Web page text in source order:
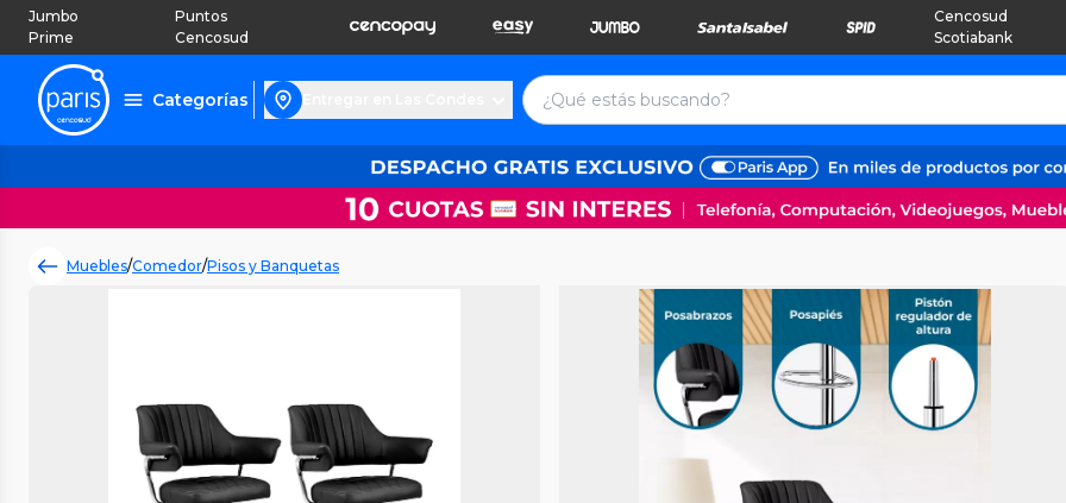
Jumbo
Prime
Puntos
Cencosud
Cencosud
Scotiabank
Categorías
Muebles/Comedor/Pisos y Banquetas